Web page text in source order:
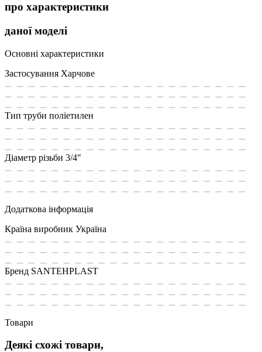
про характеристики
даної моделі
Основні характеристики
Застосування Харчове
Тип труби поліетилен
Діаметр різьби 3/4"
Додаткова інформація
Країна виробник Україна
Бренд SANTEHPLAST
Товари
Деякі схожі товари,